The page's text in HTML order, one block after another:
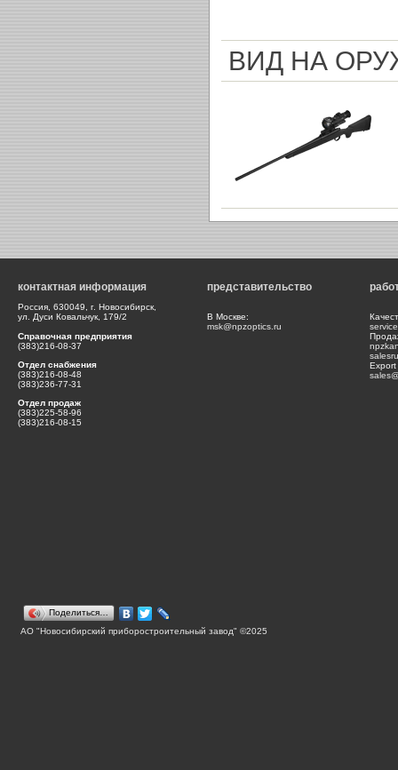
ВИД НА
контактная информация
Россия, 630049, г. Новосибирск,
ул. Дуси Ковальчук, 179/2
Справочная предприятия
(383)216-08-37
Отдел снабжения
(383)216-08-48
(383)236-77-31
Отдел продаж
(383)225-58-96
(383)216-08-15
представительство
В Москве:
msk@npzoptics.ru
Поделиться…
АО "Новосибирский приборостроительный завод" ©2025